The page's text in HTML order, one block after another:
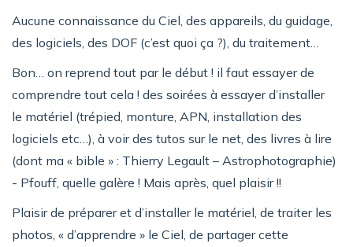
Aucune connaissance du Ciel, des appareils, du guidage,
des logiciels, des DOF (c’est quoi ça ?), du traitement…
Bon… on reprend tout par le début ! il faut essayer de
comprendre tout cela ! des soirées à essayer d’installer
le matériel (trépied, monture, APN, installation des
logiciels etc…), à voir des tutos sur le net, des livres à lire
(dont ma « bible » : Thierry Legault – Astrophotographie)
- Pfouff, quelle galère ! Mais après, quel plaisir !!
Plaisir de préparer et d’installer le matériel, de traiter les
photos, « d’apprendre » le Ciel, de partager cette